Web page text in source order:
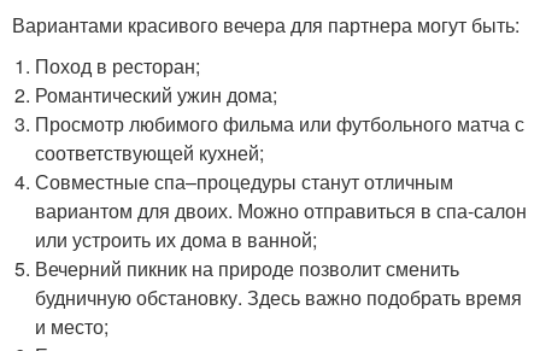
Вариантами красивого вечера для партнера могут быть:
Поход в ресторан;
Романтический ужин дома;
Просмотр любимого фильма или футбольного матча с
соответствующей кухней;
Совместные спа–процедуры станут отличным
вариантом для двоих. Можно отправиться в спа-салон
или устроить их дома в ванной;
Вечерний пикник на природе позволит сменить
будничную обстановку. Здесь важно подобрать время
и место;